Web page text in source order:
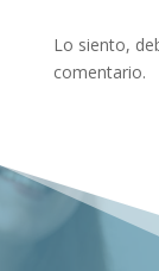
Lo siento,
comentario.